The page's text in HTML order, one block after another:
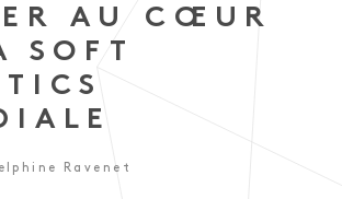
AU CŒUR
SOFT
Ravenet